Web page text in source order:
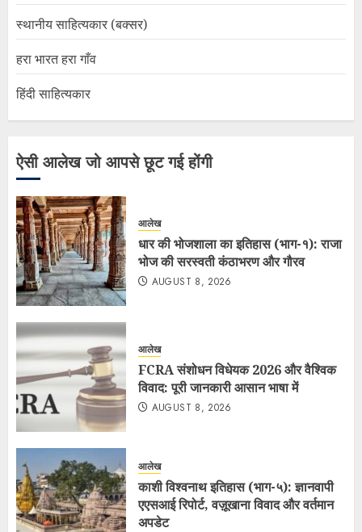
स्थानीय साहित्यकार (बक्सर)
हरा भारत हरा गाँव
हिंदी साहित्यकार
ऐसी आलेख जो आपसे छूट गई होंगी
आलेख
धार की भोजशाला का इतिहास (भाग-१): राजा
भोज की सरस्वती कंठाभरण और गौरव
AUGUST 8, 2026
आलेख
FCRA संशोधन विधेयक 2026 और वैश्विक
विवाद: पूरी जानकारी आसान भाषा में
AUGUST 8, 2026
आलेख
काशी विश्वनाथ इतिहास (भाग-५): ज्ञानवापी
एएसआई रिपोर्ट, वज़ूखाना विवाद और वर्तमान
अपडेट